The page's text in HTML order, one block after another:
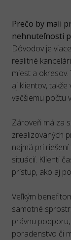
Prečo by mali
nehnuteľnosti
Dôvodov je
realitné
miest a
aj klientov, takže
väčšiemu počtu
Zároveň má za
zrealizovaných
najmä pri
situácií. Klienti
prístup, ako aj
Veľkým
samotné
právnu
poradenstvo či